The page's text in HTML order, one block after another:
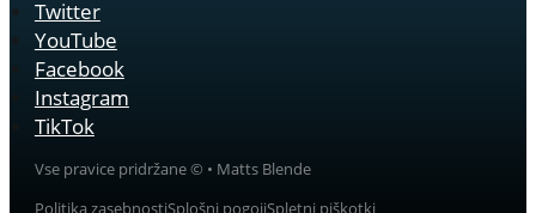
Twitter
YouTube
Facebook
Instagram
TikTok
Vse pravice pridržane © • Matts Blende
Politika zasebnostiSplošni pogojiSpletni piškotki